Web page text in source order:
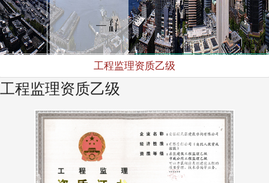
工程监理资质乙级
工程监理资质乙级